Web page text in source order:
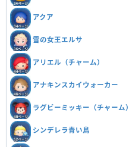
アクア
雪の女王エルサ
アリエル（チャーム）
アナキンスカイウォーカー
ラグビーミッキー（チャーム）
シンデレラ青い鳥